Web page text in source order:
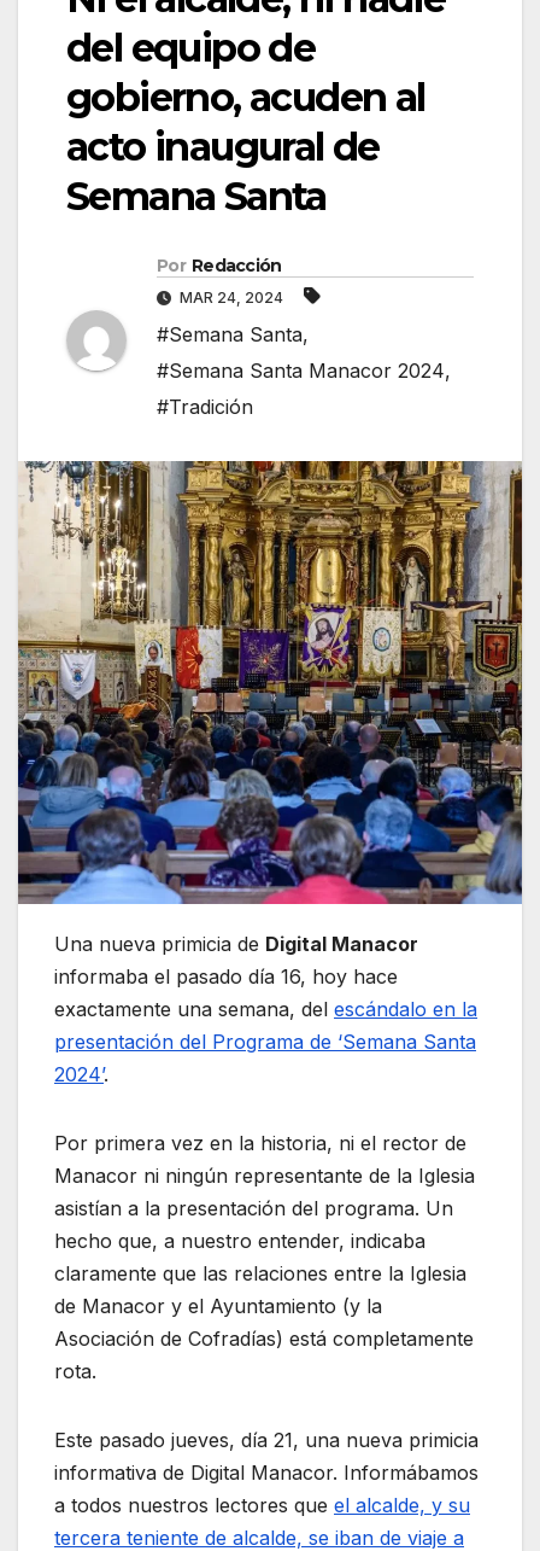
del equipo de
gobierno, acuden al
acto inaugural de
Semana Santa
Por Redacción
MAR 24, 2024
#Semana Santa,
#Semana Santa Manacor 2024,
#Tradición
Una nueva primicia de Digital Manacor
informaba el pasado día 16, hoy hace
exactamente una semana, del escándalo en la
presentación del Programa de ‘Semana Santa
2024’.
Por primera vez en la historia, ni el rector de
Manacor ni ningún representante de la Iglesia
asistían a la presentación del programa. Un
hecho que, a nuestro entender, indicaba
claramente que las relaciones entre la Iglesia
de Manacor y el Ayuntamiento (y la
Asociación de Cofradías) está completamente
rota.
Este pasado jueves, día 21, una nueva primicia
informativa de Digital Manacor. Informábamos
a todos nuestros lectores que el alcalde, y su
tercera teniente de alcalde, se iban de viaje a